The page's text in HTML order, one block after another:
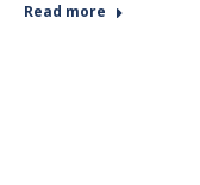
Read more